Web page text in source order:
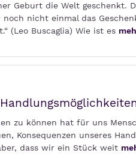
Geburt die Welt geschenkt.
nicht einmal das
(Leo Buscaglia) Wie ist es
zu können hat für uns
Konsequenzen unseres
dass wir ein Stück weit